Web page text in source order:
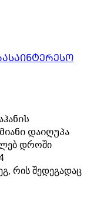
ᲡᲐᲘᲜᲢᲔᲠᲔᲡᲝ
დაიღუპა
დროში
რის შედეგადაც